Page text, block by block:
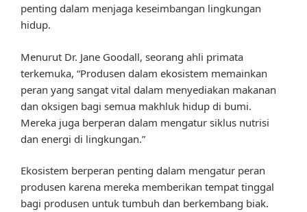
penting dalam menjaga keseimbangan lingkungan
hidup.
Menurut Dr. Jane Goodall, seorang ahli primata
terkemuka, “Produsen dalam ekosistem memainkan
peran yang sangat vital dalam menyediakan makanan
dan oksigen bagi semua makhluk hidup di bumi.
Mereka juga berperan dalam mengatur siklus nutrisi
dan energi di lingkungan.”
Ekosistem berperan penting dalam mengatur peran
produsen karena mereka memberikan tempat tinggal
bagi produsen untuk tumbuh dan berkembang biak.